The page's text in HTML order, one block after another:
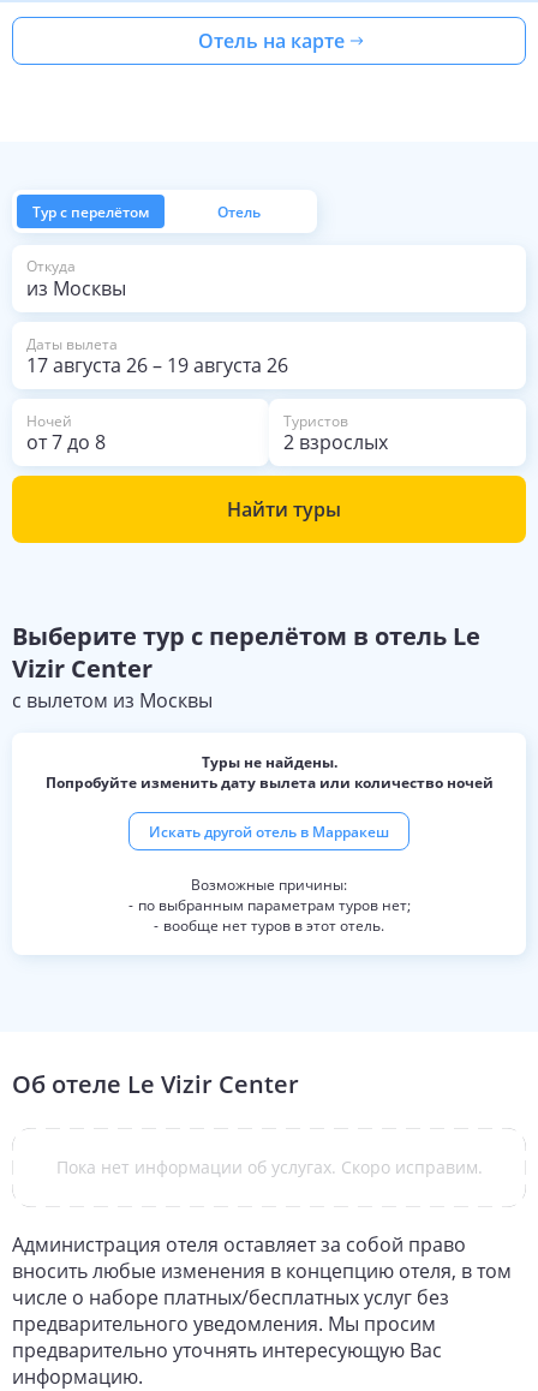
Отель на карте
Тур с перелётом Отель
Откуда
из Москвы
Даты вылета
17 августа 26– 19 августа 26
Ночей
от7до 8
Туристов
2 взрослых
Найти туры
Выберите тур с перелётом в отель Le
Vizir Center
с вылетом из Москвы
Туры не найдены.
Попробуйте изменить дату вылета или количество ночей
Искать другой отель в Марракеш
по выбранным параметрам туров нет;
вообще нет туров в этот отель.
Об отеле Le Vizir Center
Пока нет информации об услугах. Скоро исправим.
Администрация отеля оставляет за собой право
вносить любые изменения в концепцию отеля, в том
числе о наборе платных/бесплатных услуг без
предварительного уведомления. Мы просим
предварительно уточнять интересующую Вас
информацию.